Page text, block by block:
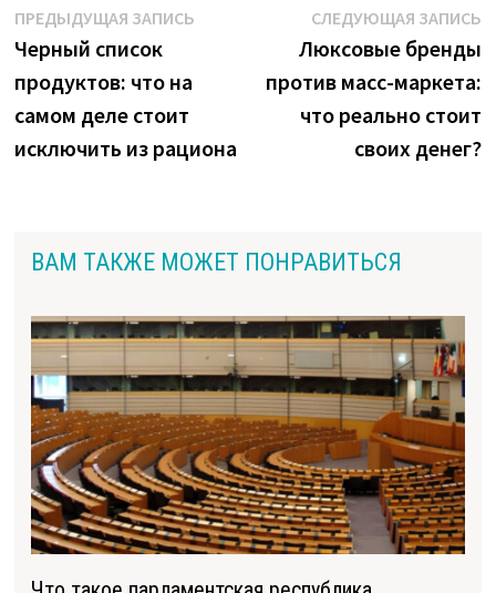
Навигация
по
записям
ПРЕДЫДУЩАЯ ЗАПИСЬПредыдущая
Черный список
продуктов: что на
самом деле стоит
исключить из рациона
СЛЕДУЮЩАЯ ЗАПИСЬ
Люксовые бренды
против масс-маркета:
что реально стоит
своих денег?
ВАМ ТАКЖЕ МОЖЕТ ПОНРАВИТЬСЯ